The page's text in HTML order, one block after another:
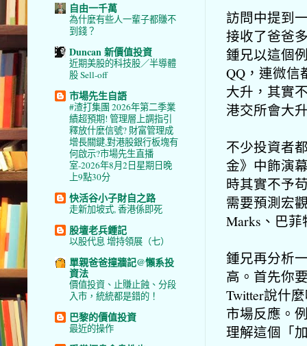
訪問中提到
接收了爸爸
鍾兄以這個
QQ，連微信
大升，其實
港交所會大
不少投資者
金》中飾演
時其實不予
需要預測宏
Marks、巴菲
鍾兄再分析
高。首先你
Twitter說什
市場反應。
理解這個「
自由一千萬
為什麼有些人一輩子都賺不
到錢？
Duncan 新價值投資
近期美股的科技股／半導體
股 Sell-off
市場先生自語
#渣打集團 2026年第二季業
績超預期! 管理層上調指引
釋放什麼信號? 財富管理成
增長關鍵,對港股銀行板塊有
何啟示?市場先生直播
室-2026年8月2日星期日晚
上9點30分
快活谷小子財自之路
走新加坡式, 香港係即死
股壇老兵鍾記
以股代息 增持領展（七）
單親爸爸撞牆記@懶系投
資法
價值投資、止賺止蝕、分段
入市，統統都是錯的！
巴黎的價值投資
最近的操作